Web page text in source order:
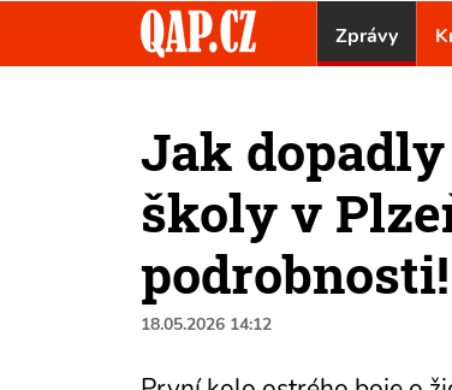
Zprávy
Jak
školy v
podrobnosti!
18.05.2026 14:12